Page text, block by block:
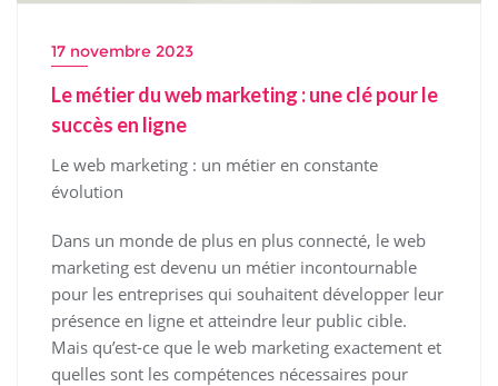
17 novembre 2023
Le métier du web marketing : une clé pour le
succès en ligne
Le web marketing : un métier en constante
évolution
Dans un monde de plus en plus connecté, le web
marketing est devenu un métier incontournable
pour les entreprises qui souhaitent développer leur
présence en ligne et atteindre leur public cible.
Mais qu’est-ce que le web marketing exactement et
quelles sont les compétences nécessaires pour